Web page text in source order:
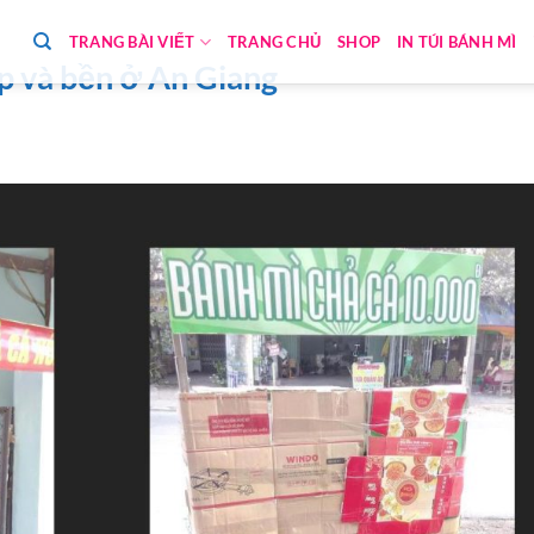
TRANG BÀI VIẾT TRANG CHỦ SHOP IN TÚI BÁNH MÌ
và bền ở An Giang